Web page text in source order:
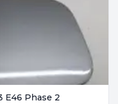
E46 Phase 2